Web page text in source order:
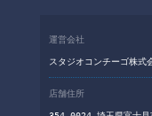
運営会社
スタジオコンチーゴ株式
店舗住所